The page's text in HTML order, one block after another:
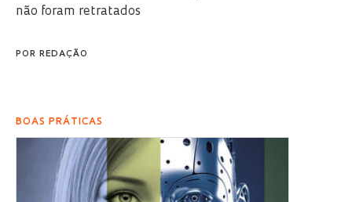
não foram retratados
POR REDAÇÃO
BOAS PRÁTICAS